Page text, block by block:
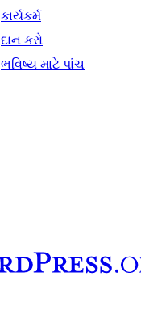
કાર્યકર્મ
દાન કરો
ભવિષ્ય માટે પાંચ